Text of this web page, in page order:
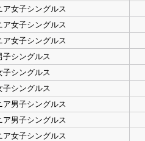
ア女子シングルス
ア女子シングルス
ア女子シングルス
子シングルス
子シングルス
子シングルス
ア男子シングルス
ア男子シングルス
ア女子シングルス